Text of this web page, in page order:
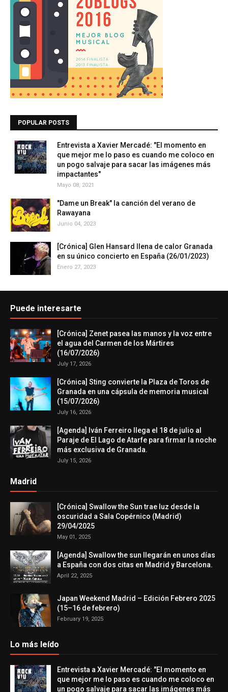
POPULAR POSTS
Entrevista a Xavier Mercadé: "El momento en
que mejor me lo paso es cuando me coloco en
un pogo salvaje para sacar las imágenes más
impactantes"
Mayo 08, 2021
"Dame un Break" la canción del verano de
Rawayana
Junio 04, 2023
[Crónica] Glen Hansard llena de calor Granada
en su único concierto en España (26/01/2023)
Enero 27, 2023
Puede interesarte
[Crónica] Zenet pasea las manos y la voz entre
el agua del Carmen de los Mártires
(16/07/2026)
July 17, 2026
[Crónica] Sting convierte la Plaza de Toros de
Granada en una cápsula de memoria musical
(15/07/2026)
July 16, 2026
[Agenda] Iván Ferreiro llega el 18 de julio al
Paraje de El Lago de Atarfe para firmar la noche
más exclusiva de Granada.
July 15, 2026
Madrid
[Crónica] Swallow the Sun trae luz desde la
oscuridad a Sala Copérnico (Madrid)
29/04/2025
May 01, 2025
[Agenda] Swallow the sun llegarán en unos días
a España con dos citas en Madrid y Barcelona.
April 22, 2025
Japan Weekend Madrid – Edición Febrero 2025
(15–16 de febrero)
February 19, 2025
Lo más leído
Entrevista a Xavier Mercadé: "El momento en
que mejor me lo paso es cuando me coloco en
un pogo salvaje para sacar las imágenes más